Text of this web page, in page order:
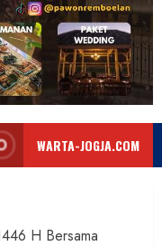
WARTA-JOGJA.COM
H Bersama